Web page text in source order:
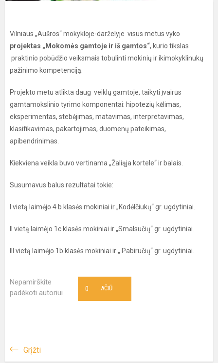
Vilniaus „Aušros“ mokykloje-darželyje visus metus vyko
projektas „Mokomės gamtoje ir iš gamtos“, kurio tikslas
praktinio pobūdžio veiksmais tobulinti mokinių ir ikimokyklinukų
pažinimo kompetenciją.
Projekto metu atlikta daug veiklų gamtoje, taikyti įvairūs
gamtamokslinio tyrimo komponentai: hipotezių kėlimas,
eksperimentas, stebėjimas, matavimas, interpretavimas,
klasifikavimas, pakartojimas, duomenų pateikimas,
apibendrinimas.
Kiekviena veikla buvo vertinama „Žaliąja kortele“ ir balais.
Susumavus balus rezultatai tokie:
I vietą laimėjo 4 b klasės mokiniai ir „Kodėlčiukų“ gr. ugdytiniai.
II vietą laimėjo 1c klasės mokiniai ir „Smalsučių“ gr. ugdytiniai.
III vietą laimėjo 1b klasės mokiniai ir „ Pabiručių“ gr. ugdytiniai.
Nepamirškite
padėkoti autoriui
AČIŪ
0
Grįžti